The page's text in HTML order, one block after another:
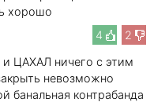
хорошо
4
2
ЦАХАЛ ничего с этим
невозможно
банальная контрабанда